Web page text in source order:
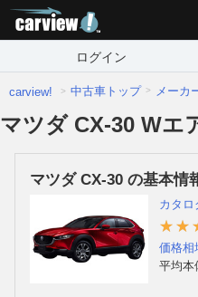
ログイン
carview! 中古車トップ メーカ
マツダ CX-30 Wエ
マツダ CX-30 の基本情
カタロ
価格相
平均本